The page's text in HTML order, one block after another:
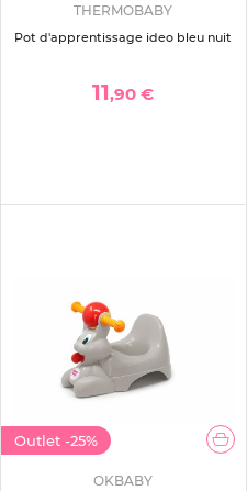
THERMOBABY
Pot d'apprentissage ideo bleu nuit
11,90 €
Outlet -25%
OKBABY